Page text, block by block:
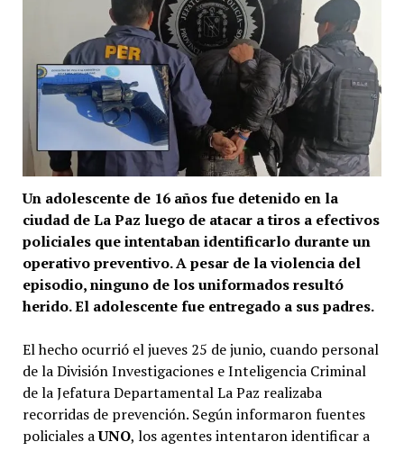
Un adolescente de 16 años fue detenido en la
ciudad de La Paz luego de atacar a tiros a efectivos
policiales que intentaban identificarlo durante un
operativo preventivo. A pesar de la violencia del
episodio, ninguno de los uniformados resultó
herido. El adolescente fue entregado a sus padres.
El hecho ocurrió el jueves 25 de junio, cuando personal
de la División Investigaciones e Inteligencia Criminal
de la Jefatura Departamental La Paz realizaba
recorridas de prevención. Según informaron fuentes
policiales aUNO, los agentes intentaron identificar a